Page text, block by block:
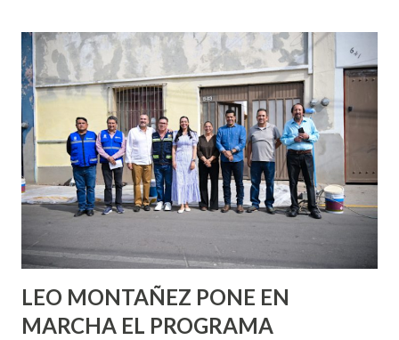
conoces ni la mitad de lo que deberías saber. Pero incluso
quienes ya han tenido relaciones sexuales no son expertos
o expertas en el tema. Siempre hay algo nuevo que
aprender y nuevas experiencias que conocer. Si eres una
chica y aún no has tenido relaciones sexuales, tal vez
pienses que el sexo será increíble y no puedas esperar para
experimentarlo, pero como cualquier persona con
experiencia te dirá, siempre es mejor cuando ambas partes
son suficientemen...
LEO MONTAÑEZ PONE EN
MARCHA EL PROGRAMA